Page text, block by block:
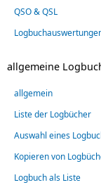
QSO & QSL
allgemeine
allgemein
Liste der Logbücher
Auswahl eines
Kopieren von
Logbuch als Liste